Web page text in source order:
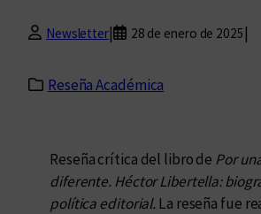
Newsletter| 28 de enero de 2025 |
Reseña Académica
Reseña crítica del libro de Por
diferente. Héctor Libertella:
política editorial. La reseña fue